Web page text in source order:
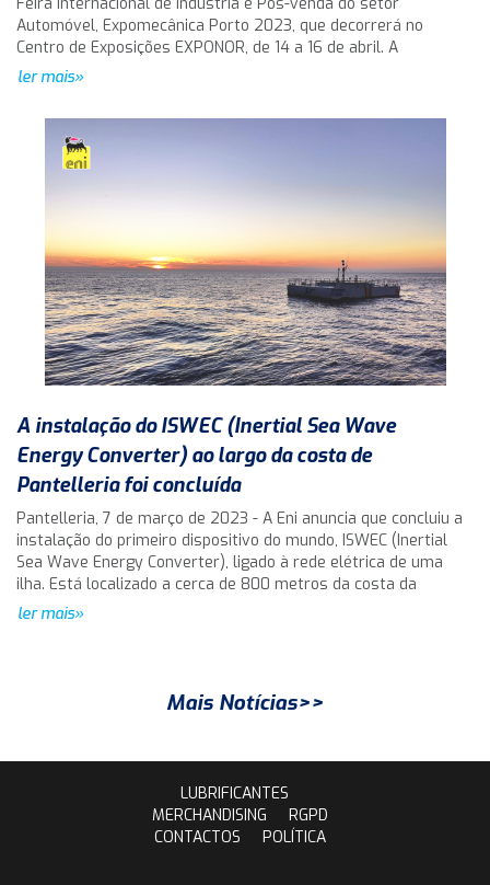
Automóvel, Expomecânica Porto 2023, que decorrerá no
Centro de Exposições EXPONOR, de 14 a 16 de abril. A
ler mais»
A instalação do ISWEC (Inertial Sea Wave
Energy Converter) ao largo da costa de
Pantelleria foi concluída
Pantelleria, 7 de março de 2023 - A Eni anuncia que concluiu a
instalação do primeiro dispositivo do mundo, ISWEC (Inertial
Sea Wave Energy Converter), ligado à rede elétrica de uma
ilha. Está localizado a cerca de 800 metros da costa da
ler mais»
Mais Notícias>>
LUBRIFICANTES
MERCHANDISING
RGPD
CONTACTOS
POLÍTICA